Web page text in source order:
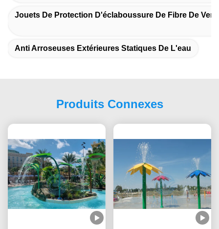
Jouets De Protection D'éclaboussure De Fibre De
Anti Arroseuses Extérieures Statiques De L'eau
Produits Connexes